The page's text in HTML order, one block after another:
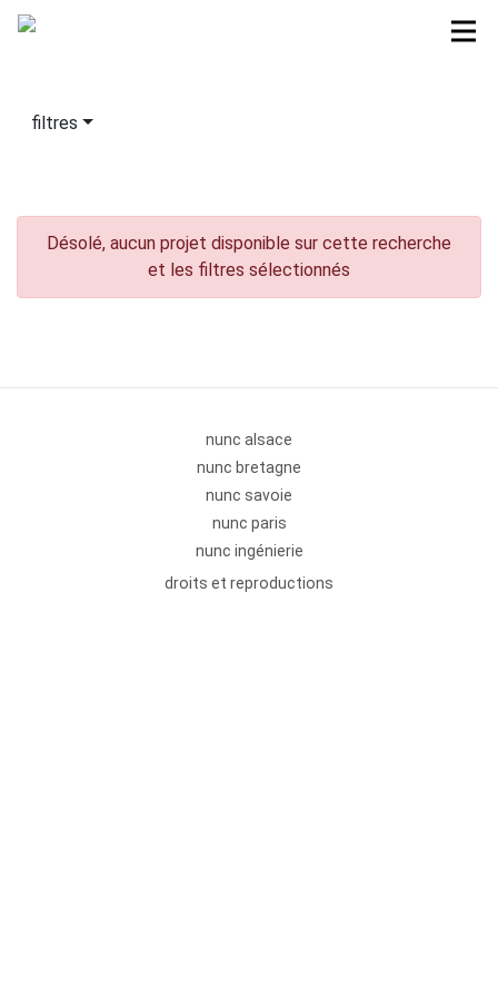
filtres
Désolé, aucun projet disponible sur cette recherche
et les filtres sélectionnés
nunc alsace
nunc bretagne
nunc savoie
nunc paris
nunc ingénierie
droits et reproductions